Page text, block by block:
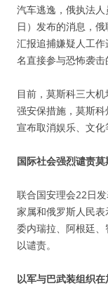
汽车逃逸，俄执法
日）发布的消息，
汇报追捕嫌疑人工
名直接参与恐怖袭击
目前，莫斯科三大
强安保措施，莫斯
宣布取消娱乐、文化
国际社会强烈谴责
联合国安理会22日
家属和俄罗斯人民表
委内瑞拉、阿根廷
以谴责。
以军与巴武装组织